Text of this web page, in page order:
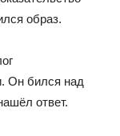
образ.
. Он бился над
ответ.